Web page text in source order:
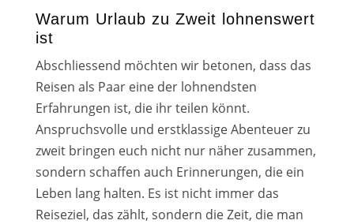
Warum Urlaub zu Zweit lohnenswert
ist
Abschliessend möch­ten wir beto­nen, dass das
Reisen als Paar eine der loh­nends­ten
Erfahrungen ist, die ihr tei­len könnt.
Anspruchsvolle und erst­klas­si­ge Abenteuer zu
zweit brin­gen euch nicht nur näher zusam­men,
son­dern schaf­fen auch Erinnerungen, die ein
Leben lang hal­ten. Es ist nicht immer das
Reiseziel, das zählt, son­dern die Zeit, die man